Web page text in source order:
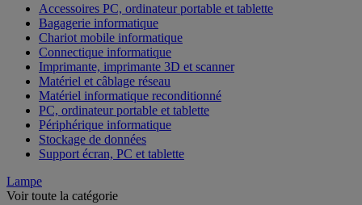
Accessoires PC, ordinateur portable et tablette
Bagagerie informatique
Chariot mobile informatique
Connectique informatique
Imprimante, imprimante 3D et scanner
Matériel et câblage réseau
Matériel informatique reconditionné
PC, ordinateur portable et tablette
Périphérique informatique
Stockage de données
Support écran, PC et tablette
Lampe
Voir toute la catégorie